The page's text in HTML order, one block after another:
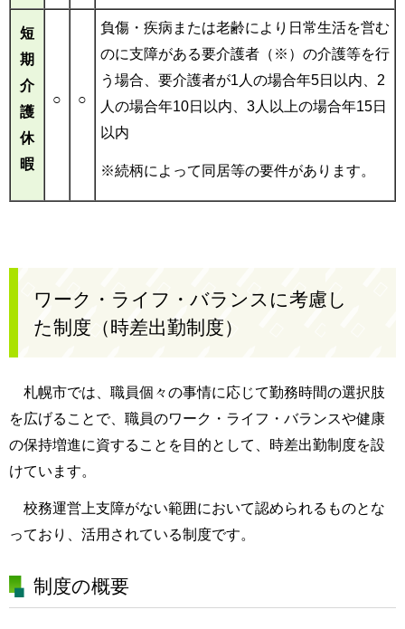
短
期
介
護
休
暇
○ ○
負傷・疾病または老齢により日常生活を営む
のに支障がある要介護者（※）の介護等を行
う場合、要介護者が1人の場合年5日以内、2
人の場合年10日以内、3人以上の場合年15日
以内
※続柄によって同居等の要件があります。
ワーク・ライフ・バランスに考慮し
た制度（時差出勤制度）
札幌市では、職員個々の事情に応じて勤務時間の選択肢
を広げることで、職員のワーク・ライフ・バランスや健康
の保持増進に資することを目的として、時差出勤制度を設
けています。
校務運営上支障がない範囲において認められるものとな
っており、 活用されている制度です。
制度の概要